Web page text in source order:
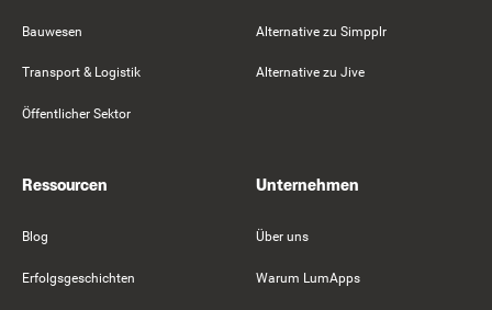
Bauwesen
Transport & Logistik
Öffentlicher Sektor
Alternative zu Simpplr
Alternative zu Jive
Ressourcen
Blog
Erfolgsgeschichten
Unternehmen
Über uns
Warum LumApps